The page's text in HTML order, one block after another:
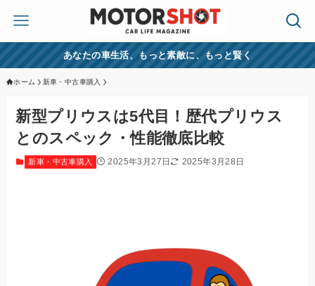
あなたの車生活、もっと素敵に、もっと賢く
ホーム 新車・中古車購入
新型プリウスは5代目！歴代プリウス
とのスペック・性能徹底比較
新車・中古車購入 2025年3月27日 2025年3月28日